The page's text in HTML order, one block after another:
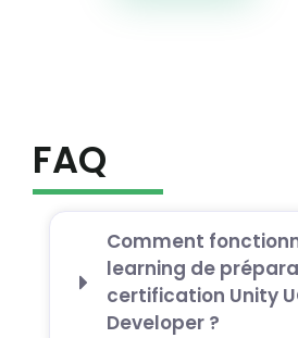
FAQ
Comment
learning de
certification Unity
Developer ?